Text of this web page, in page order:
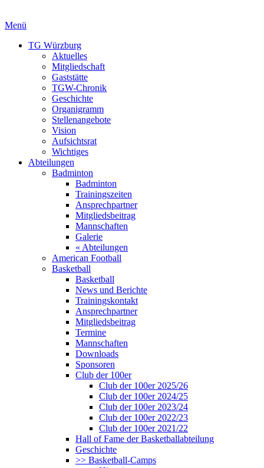
Menü
TG Würzburg
Aktuelles
Mitgliedschaft
Gaststätte
TGW-Chronik
Geschichte
Organigramm
Stellenangebote
Vision
Aufsichtsrat
Wichtiges
Abteilungen
Badminton
Badminton
Trainingszeiten
Ansprechpartner
Mitgliedsbeitrag
Mannschaften
Galerie
« Abteilungen
American Football
Basketball
Basketball
News und Berichte
Trainingskontakt
Ansprechpartner
Mitgliedsbeitrag
Termine
Mannschaften
Downloads
Sponsoren
Club der 100er
Club der 100er 2025/26
Club der 100er 2024/25
Club der 100er 2023/24
Club der 100er 2022/23
Club der 100er 2021/22
Hall of Fame der Basketballabteilung
Geschichte
>> Basketball-Camps